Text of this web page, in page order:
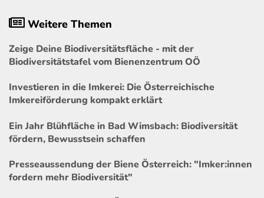
Weitere Themen
Zeige Deine Biodiversitätsfläche - mit der
Biodiversitätstafel vom Bienenzentrum OÖ
Investieren in die Imkerei: Die Österreichische
Imkereiförderung kompakt erklärt
Ein Jahr Blühfläche in Bad Wimsbach: Biodiversität
fördern, Bewusstsein schaffen
Presseaussendung der Biene Österreich: "Imker:innen
fordern mehr Biodiversität"